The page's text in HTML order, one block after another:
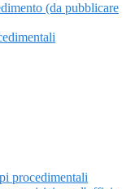
(da pubblicare
procedimentali